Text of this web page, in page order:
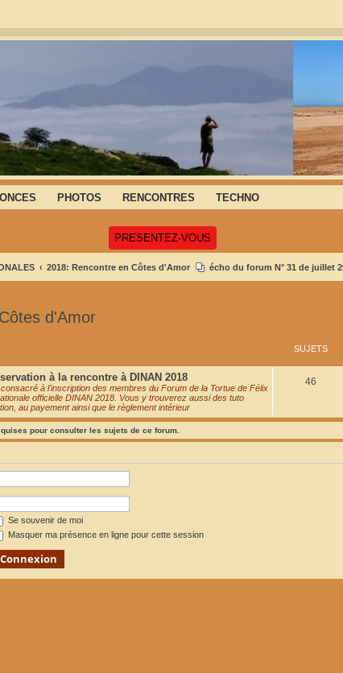
PHOTOS RENCONTRES TECHNO
PRESENTEZ-VOUS
2018: Rencontre en Côtes d'Amor écho du forum N° 31 de juillet
d'Amor
SUJETS
à la rencontre à DINAN 2018
à l'inscription des membres du Forum de la Tortue de Félix
officielle DINAN 2018. Vous y trouverez aussi des tuto
au payement ainsi que le règlement intérieur
46
j
e
t
pour consulter les sujets de ce forum.
Se souvenir de moi
Masquer ma présence en ligne pour cette session